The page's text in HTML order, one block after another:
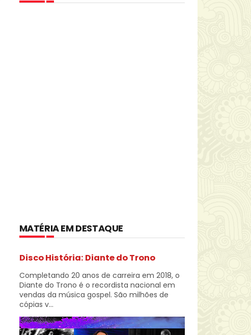
MATÉRIA EM DESTAQUE
Disco História: Diante do Trono
Completando 20 anos de carreira em 2018, o
Diante do Trono é o recordista nacional em
vendas da música gospel. São milhões de
cópias v...